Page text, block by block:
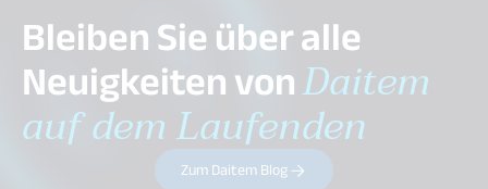
Bleiben Sie über alle
Neuigkeiten vonDaitem
auf dem Laufenden
Zum Daitem Blog